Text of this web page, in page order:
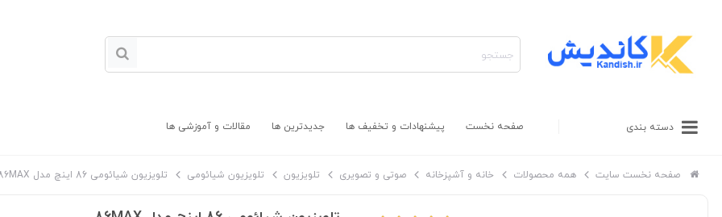
دسته بندی صفحه نخست پیشنهادات و تخفیف ها جدیدترین ها مقالات و آموزشی ها
صفحه نخست سایت همه محصولات خانه و آشپزخانه صوتی و تصویری تلویزیون تلویزیون شیائومی تلویزیون شیائومی 86 اینچ مدل 86MAX